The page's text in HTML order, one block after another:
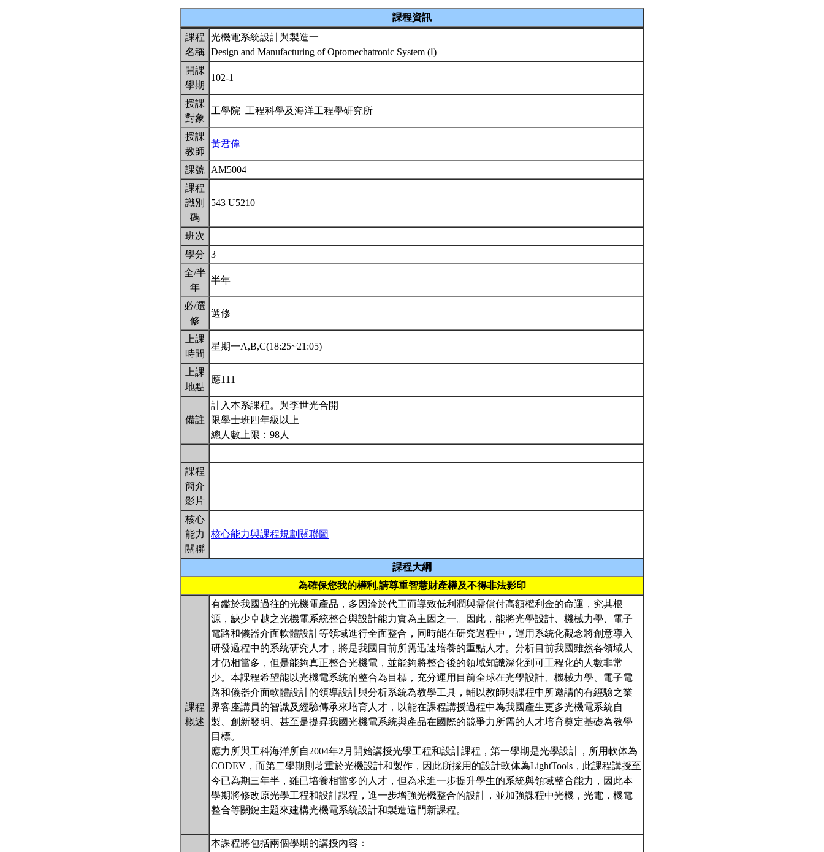
課程資訊
課程
名稱
光機電系統設計與製造一
Design and Manufacturing of Optomechatronic System (Ⅰ)
開課
學期
102-1
授課
對象
工學院 工程科學及海洋工程學研究所
授課
教師
黃君偉
課號
AM5004
課程
識別
碼
543 U5210
班次
學分
3
全/半
年
半年
必/選
修
選修
上課
時間
星期一A,B,C(18:25~21:05)
上課
地點
應111
備註
計入本系課程。與李世光合開
限學士班四年級以上
總人數上限：98人
課程
簡介
影片
核心
能力
關聯
核心能力與課程規劃關聯圖
課程大綱
為確保您我的權利,請尊重智慧財產權及不得非法影印
課程
概述
有鑑於我國過往的光機電產品，多因淪於代工而導致低利潤與需償付高額權利金的命運，究其根
源，缺少卓越之光機電系統整合與設計能力實為主因之一。因此，能將光學設計、機械力學、電子
電路和儀器介面軟體設計等領域進行全面整合，同時能在研究過程中，運用系統化觀念將創意導入
研發過程中的系統研究人才，將是我國目前所需迅速培養的重點人才。分析目前我國雖然各領域人
才仍相當多，但是能夠真正整合光機電，並能夠將整合後的領域知識深化到可工程化的人數非常
少。本課程希望能以光機電系統的整合為目標，充分運用目前全球在光學設計、機械力學、電子電
路和儀器介面軟體設計的領導設計與分析系統為教學工具，輔以教師與課程中所邀請的有經驗之業
界客座講員的智識及經驗傳承來培育人才，以能在課程講授過程中為我國產生更多光機電系統自
製、創新發明、甚至是提昇我國光機電系統與產品在國際的競爭力所需的人才培育奠定基礎為教學
目標。
應力所與工科海洋所自2004年2月開始講授光學工程和設計課程，第一學期是光學設計，所用軟体為
CODEV，而第二學期則著重於光機設計和製作，因此所採用的設計軟体為LightTools，此課程講授至
今已為期三年半，雖已培養相當多的人才，但為求進一步提升學生的系統與領域整合能力，因此本
學期將修改原光學工程和設計課程，進一步增強光機整合的設計，並加強課程中光機，光電，機電
整合等關鍵主題來建構光機電系統設計和製造這門新課程。
本課程將包括兩個學期的講授內容：